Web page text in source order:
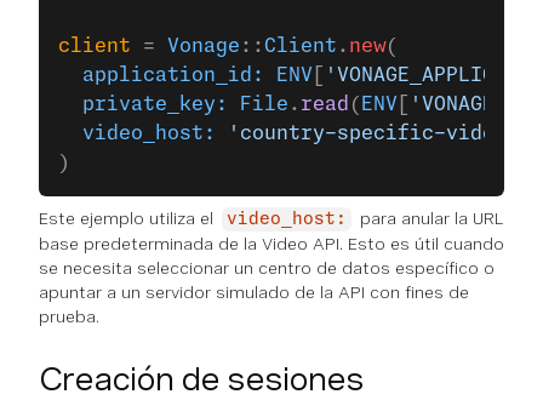
client = Vonage ::Client . new(
  application_id:
ENV
  private_key:
File . read ( ENV
  video_host:
'country-specific-
)
Este ejemplo utiliza el video_host:
para anular la URL
base predeterminada de la Video API. Esto es útil cuando
se necesita seleccionar un centro de datos específico o
apuntar a un servidor simulado de la API con fines de
prueba.
Creación de sesiones